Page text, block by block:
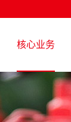
核心业务